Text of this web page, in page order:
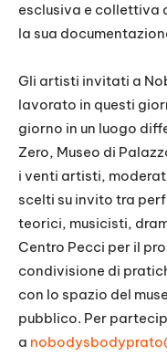
esclusiva e collettiva
la sua
Gli artisti invitati a
lavorato in questi
giorno in un luogo
Zero, Museo di
i venti artisti,
scelti su invito tra
teorici, musicisti,
Centro Pecci per il
condivisione di
con lo spazio del
pubblico. Per
a